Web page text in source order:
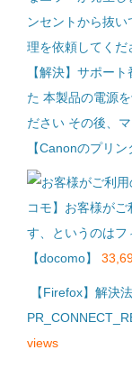
【解決】サポー
た 本製品の電源
ださい その後、
【Canonのプリン
コモ】お客様が
す、というのはフ
【docomo】
【Firefox】解決
views